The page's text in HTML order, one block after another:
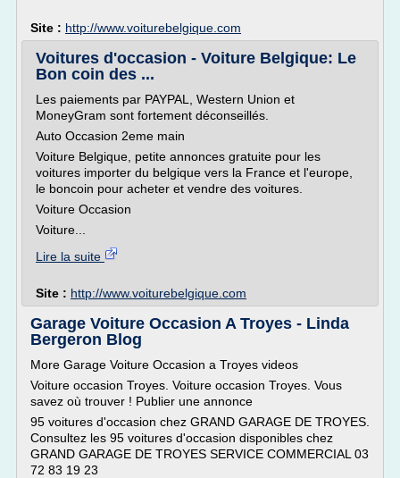
Site : http://www.voiturebelgique.com
Voitures d'occasion - Voiture Belgique: Le
Bon coin des ...
Les paiements par PAYPAL, Western Union et
MoneyGram sont fortement déconseillés.
Auto Occasion 2eme main
Voiture Belgique, petite annonces gratuite pour les
voitures importer du belgique vers la France et l'europe,
le boncoin pour acheter et vendre des voitures.
Voiture Occasion
Voiture...
Lire la suite
Site : http://www.voiturebelgique.com
Garage Voiture Occasion A Troyes - Linda
Bergeron Blog
More Garage Voiture Occasion a Troyes videos
Voiture occasion Troyes. Voiture occasion Troyes. Vous
savez où trouver ! Publier une annonce
95 voitures d'occasion chez GRAND GARAGE DE TROYES.
Consultez les 95 voitures d'occasion disponibles chez
GRAND GARAGE DE TROYES SERVICE COMMERCIAL 03
72 83 19 23